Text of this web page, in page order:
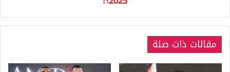
مقالات ذات صلة